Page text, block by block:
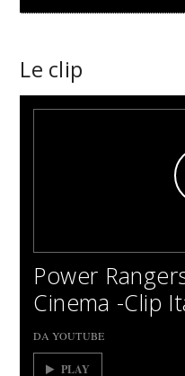
Le clip
Power
Cinema -Clip
DA YOUTUBE
PLAY